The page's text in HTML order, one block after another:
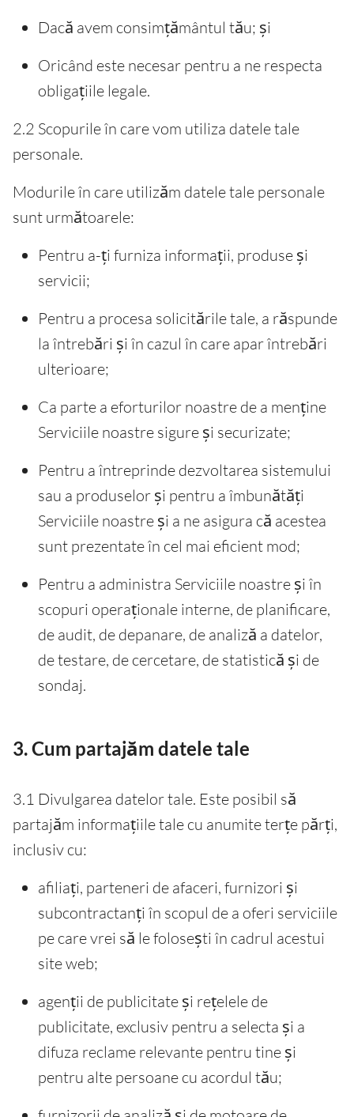
Dacă avem consimțământul tău; și
Oricând este necesar pentru a ne respecta
obligațiile legale.
2.2 Scopurile în care vom utiliza datele tale
personale.
Modurile în care utilizăm datele tale personale
sunt următoarele:
Pentru a-ți furniza informații, produse și
servicii;
Pentru a procesa solicitările tale, a răspunde
la întrebări și în cazul în care apar întrebări
ulterioare;
Ca parte a eforturilor noastre de a menține
Serviciile noastre sigure și securizate;
Pentru a întreprinde dezvoltarea sistemului
sau a produselor și pentru a îmbunătăți
Serviciile noastre și a ne asigura că acestea
sunt prezentate în cel mai eficient mod;
Pentru a administra Serviciile noastre și în
scopuri operaționale interne, de planificare,
de audit, de depanare, de analiză a datelor,
de testare, de cercetare, de statistică și de
sondaj.
3. Cum partajăm datele tale
3.1 Divulgarea datelor tale. Este posibil să
partajăm informațiile tale cu anumite terțe părți,
inclusiv cu:
afiliați, parteneri de afaceri, furnizori și
subcontractanți în scopul de a oferi serviciile
pe care vrei să le folosești în cadrul acestui
site web;
agenții de publicitate și rețelele de
publicitate, exclusiv pentru a selecta și a
difuza reclame relevante pentru tine și
pentru alte persoane cu acordul tău;